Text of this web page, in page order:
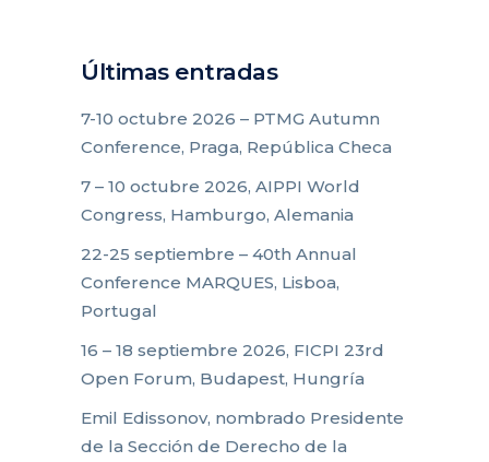
Últimas entradas
7-10 octubre 2026 – PTMG Autumn
Conference, Praga, República Checa
7 – 10 octubre 2026, AIPPI World
Congress, Hamburgo, Alemania
22-25 septiembre – 40th Annual
Conference MARQUES, Lisboa,
Portugal
16 – 18 septiembre 2026, FICPI 23rd
Open Forum, Budapest, Hungría
Emil Edissonov, nombrado Presidente
de la Sección de Derecho de la